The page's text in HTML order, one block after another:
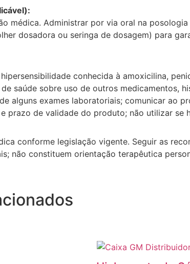
médica. Administrar por via oral na
dosadora ou seringa de dosagem) para
conhecida à amoxicilina,
saúde sobre uso de outros medicamentos,
alguns exames laboratoriais; comunicar ao
prazo de validade do produto; não utilizar se
conforme legislação vigente. Seguir as
não constituem orientação terapêutica